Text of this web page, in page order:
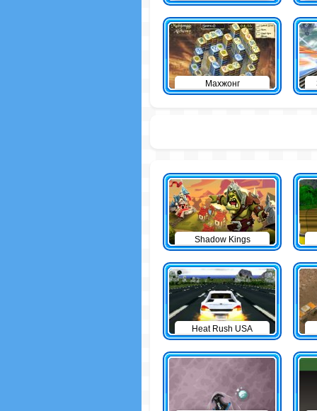
Махжонг
Shadow Kings
Heat Rush USA